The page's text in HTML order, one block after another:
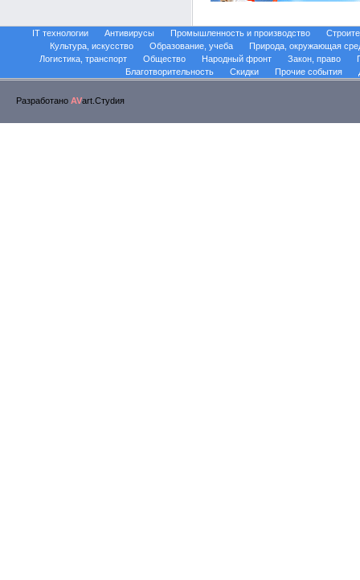
IT технологии Антивирусы Промышленность и производство
Культура, искусство
Образование, учеба
Природа, окружающая
Логистика, транспорт
Общество Народный фронт Закон, право
Благотворительность
Скидки Прочие события
Разработано AVart.Стуdия